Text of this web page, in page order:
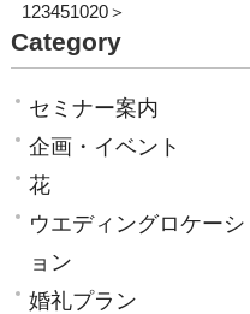
123451020＞
Category
セミナー案内
企画・イベント
花
ウエディングロケーシ
ョン
婚礼プラン